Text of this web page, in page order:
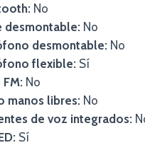
No
desmontable: No
desmontable: No
flexible: Sí
No
manos libres: No
de voz integrados:
Sí